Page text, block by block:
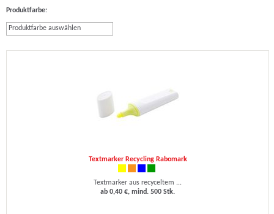
Produktfarbe:
Produktfarbe auswählen
Textmarker Recycling Rabomark
Textmarker aus recyceltem ...
ab 0,40 €, mind. 500 Stk.